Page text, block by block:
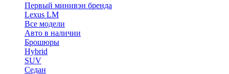
Первый минивэн бренда
Lexus LM
Все модели
Авто в наличии
Брошюры
Hybrid
SUV
Седан